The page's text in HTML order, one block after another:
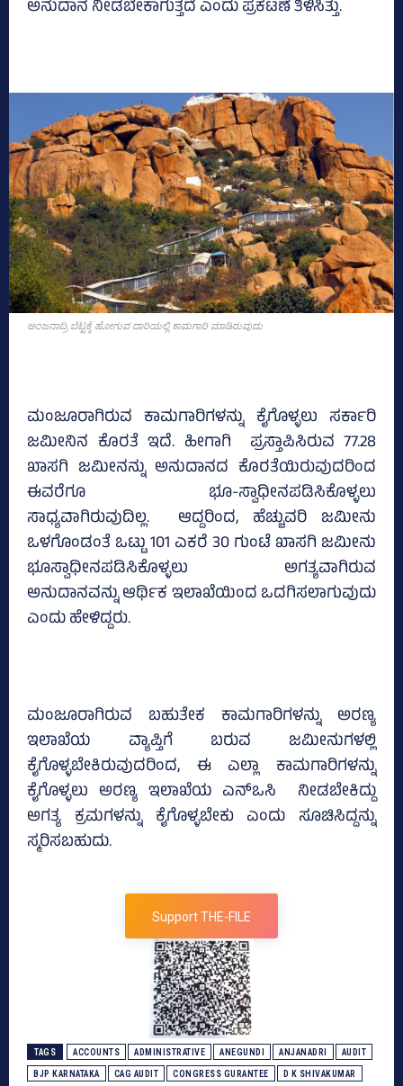
ಅನುದಾನ ನೀಡಬೇಕಾಗುತ್ತದೆ ಎಂದು ಪ್ರಕಟಣೆ ತಿಳಿಸಿತ್ತು.
ಅಂಜನಾದ್ರಿ ಬೆಟ್ಟಕ್ಕೆ ಹೋಗುವ ದಾರಿಯಲ್ಲಿ ಕಾಮಗಾರಿ ಮಾಡಿರುವುದು
ಮಂಜೂರಾಗಿರುವ ಕಾಮಗಾರಿಗಳನ್ನು ಕೈಗೊಳ್ಳಲು ಸರ್ಕಾರಿ
ಜಮೀನಿನ ಕೊರತೆ ಇದೆ. ಹೀಗಾಗಿ ಪ್ರಸ್ತಾಪಿಸಿರುವ 77.28
ಖಾಸಗಿ ಜಮೀನನ್ನು ಅನುದಾನದ ಕೊರತೆಯಿರುವುದರಿಂದ
ಈವರೆಗೂ ಭೂ-ಸ್ವಾಧೀನಪಡಿಸಿಕೊಳ್ಳಲು
ಸಾಧ್ಯವಾಗಿರುವುದಿಲ್ಲ. ಆದ್ದರಿಂದ, ಹೆಚ್ಚುವರಿ ಜಮೀನು
ಒಳಗೊಂಡಂತೆ ಒಟ್ಟು 101 ಎಕರೆ 30 ಗುಂಟೆ ಖಾಸಗಿ ಜಮೀನು
ಭೂಸ್ವಾಧೀನಪಡಿಸಿಕೊಳ್ಳಲು ಅಗತ್ಯವಾಗಿರುವ
ಅನುದಾನವನ್ನು ಆರ್ಥಿಕ ಇಲಾಖೆಯಿಂದ ಒದಗಿಸಲಾಗುವುದು
ಎಂದು ಹೇಳಿದ್ದರು.
ಮಂಜೂರಾಗಿರುವ ಬಹುತೇಕ ಕಾಮಗಾರಿಗಳನ್ನು ಅರಣ್ಯ
ಇಲಾಖೆಯ ವ್ಯಾಪ್ತಿಗೆ ಬರುವ ಜಮೀನುಗಳಲ್ಲಿ
ಕೈಗೊಳ್ಳಬೇಕಿರುವುದರಿಂದ, ಈ ಎಲ್ಲಾ ಕಾಮಗಾರಿಗಳನ್ನು
ಕೈಗೊಳ್ಳಲು ಅರಣ್ಯ ಇಲಾಖೆಯ ಎನ್‌ಒಸಿ ನೀಡಬೇಕಿದ್ದು
ಅಗತ್ಯ ಕ್ರಮಗಳನ್ನು ಕೈಗೊಳ್ಳಬೇಕು ಎಂದು ಸೂಚಿಸಿದ್ದನ್ನು
ಸ್ಮರಿಸಬಹುದು.
Support THE-FILE
TAGS ACCOUNTS ADMINISTRATIVE ANEGUNDI ANJANADRI AUDIT
BJP KARNATAKA CAG AUDIT CONGRESS GURANTEE D K SHIVAKUMAR